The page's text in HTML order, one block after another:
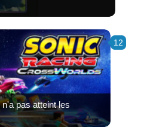
12
pas atteint les